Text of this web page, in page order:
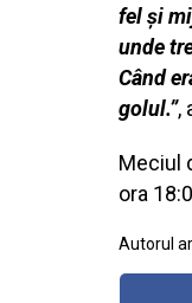
fel și
unde
Când
golul.”,
Meciul
ora
Autorul